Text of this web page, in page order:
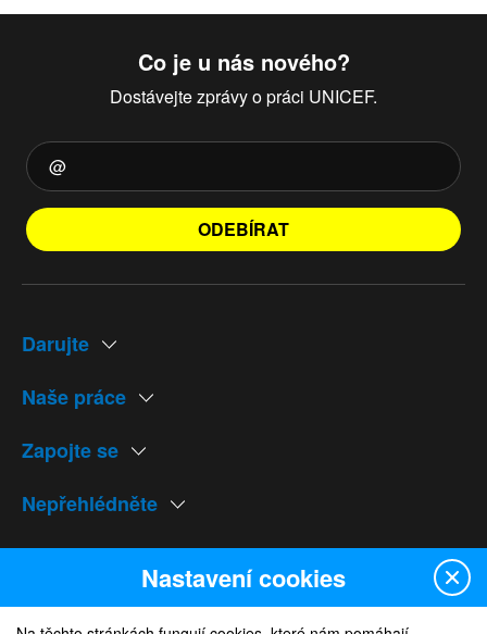
Co je u nás nového?
Dostávejte zprávy o práci UNICEF.
ODEBÍRAT
Darujte
Naše práce
Zapojte se
Nepřehlédněte
Naše weby
Nastavení cookies